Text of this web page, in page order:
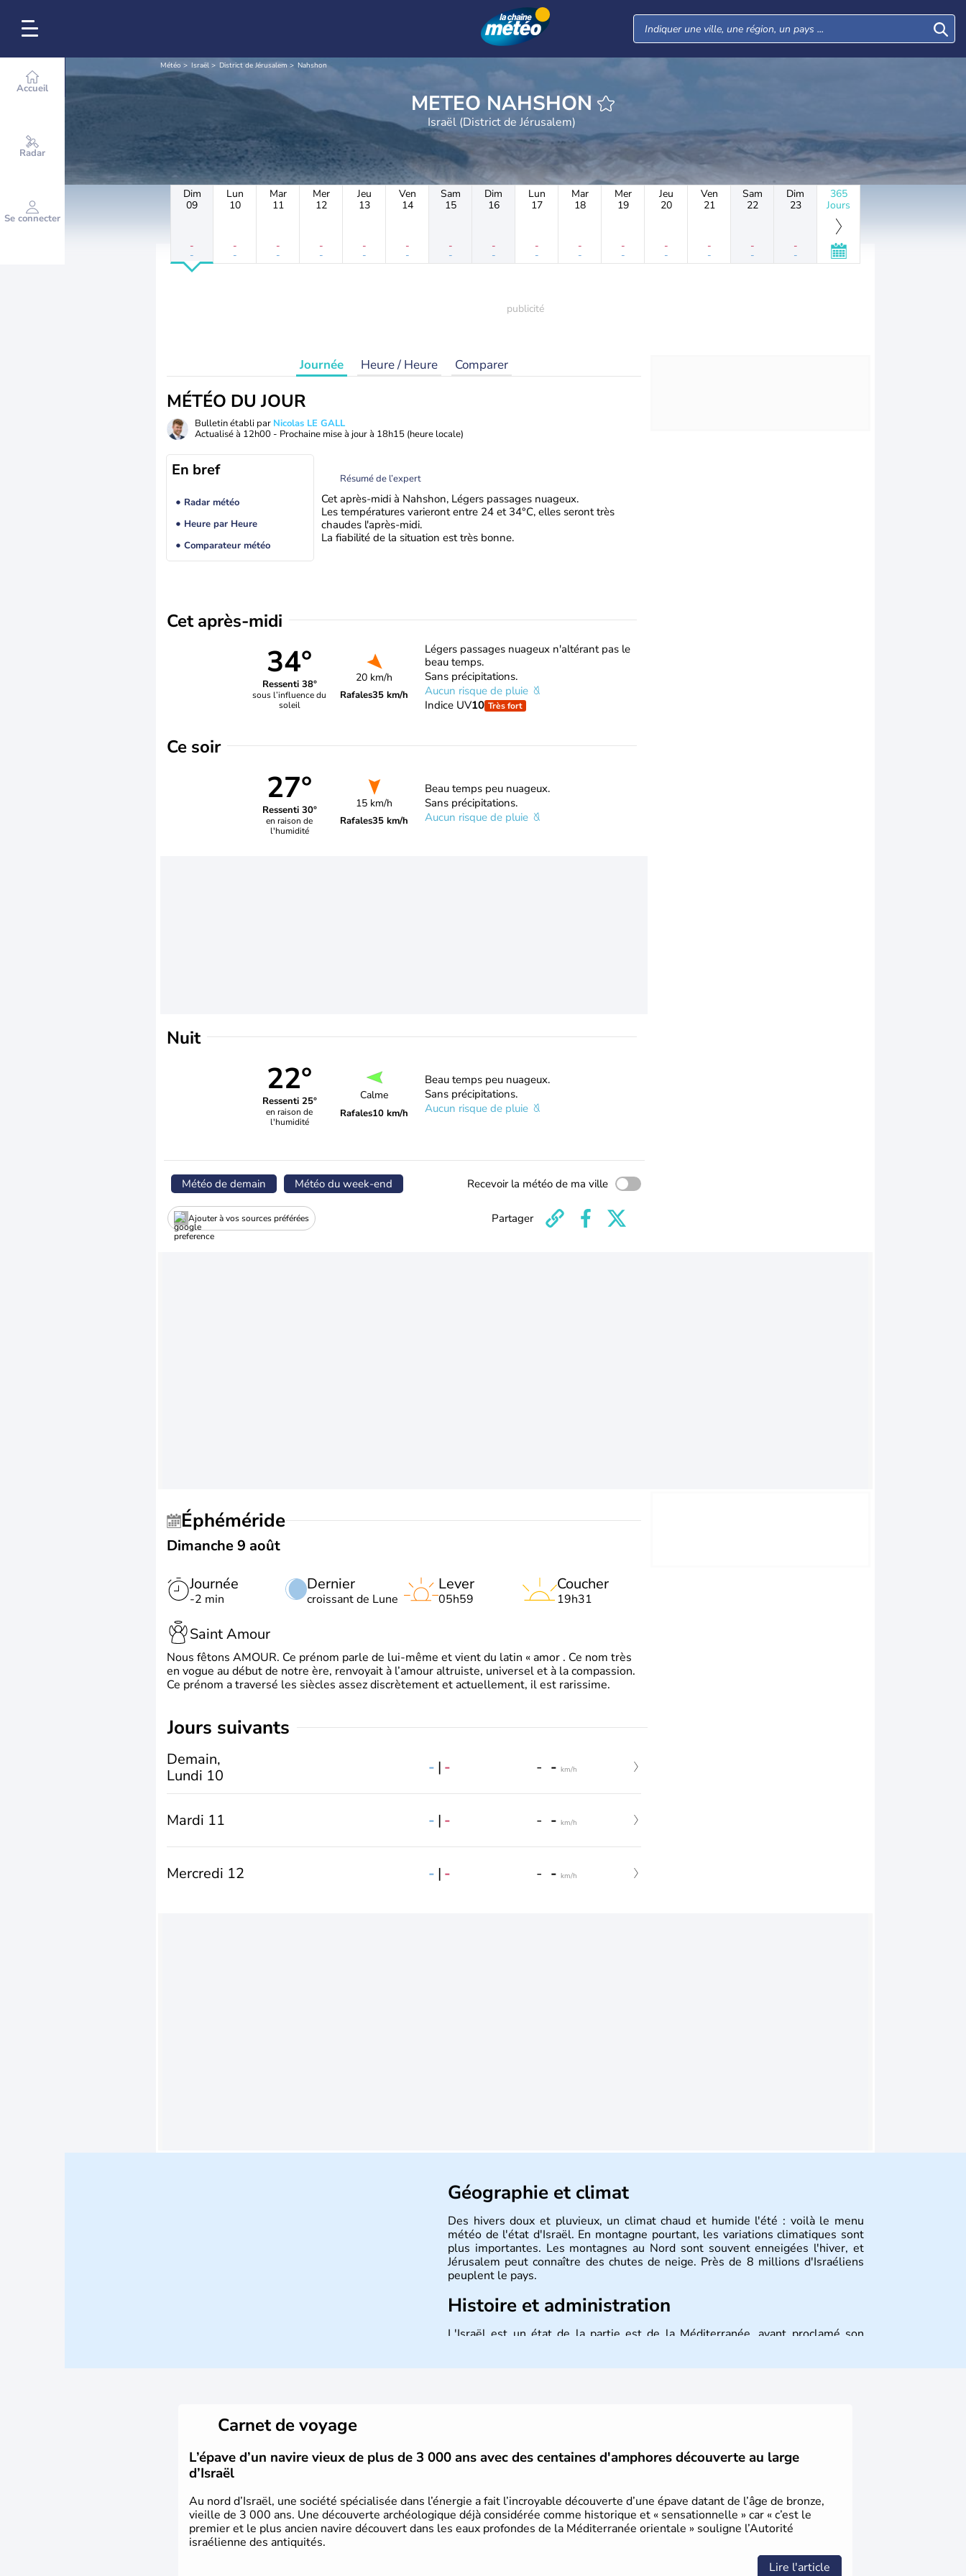
Accueil
Radar
Se connecter
Météo Israël District de Jérusalem Nahshon
METEO NAHSHON
Israël (District de Jérusalem)
Dim
09
-
-
Lun
10
-
-
Mar
11
-
-
Mer
12
-
-
Jeu
13
-
-
Ven
14
-
-
Sam
15
-
-
Dim
16
-
-
Lun
17
-
-
Mar
18
-
-
Mer
19
-
-
Jeu
20
-
-
Ven
21
-
-
Sam
22
-
-
Dim
23
-
-
365
Jours
Journée Heure / Heure Comparer
MÉTÉO DU JOUR
Bulletin établi par Nicolas LE GALL
Actualisé à 12h00 - Prochaine mise à jour à 18h15 (heure locale)
En bref
Radar météo
Heure par Heure
Comparateur météo
Résumé de l’expert
Cet après-midi à Nahshon, Légers passages nuageux.
Les températures varieront entre 24 et 34°C, elles seront très
chaudes l'après-midi.
La fiabilité de la situation est très bonne.
Cet après-midi
34°
Ressenti 38°
sous l’influence du
soleil
20 km/h
Rafales35 km/h
Légers passages nuageux n'altérant pas le
beau temps.
Sans précipitations.
Aucun risque de pluie
Indice UV10 Très fort
Ce soir
27°
Ressenti 30°
en raison de
l'humidité
15 km/h
Rafales35 km/h
Beau temps peu nuageux.
Sans précipitations.
Aucun risque de pluie
Nuit
22°
Ressenti 25°
en raison de
l'humidité
Calme
Rafales10 km/h
Beau temps peu nuageux.
Sans précipitations.
Aucun risque de pluie
Météo de demain Météo du week-end Recevoir la météo de ma ville
Ajouter à vos sources préférées Partager
Éphéméride
Dimanche 9 août
Journée
-2 min
Dernier
croissant de Lune
Lever
05h59
Coucher
19h31
Saint Amour
Nous fêtons AMOUR. Ce prénom parle de lui-même et vient du latin « amor . Ce nom très
en vogue au début de notre ère, renvoyait à l’amour altruiste, universel et à la compassion.
Ce prénom a traversé les siècles assez discrètement et actuellement, il est rarissime.
jours suivants
Demain,
Lundi 10
- | - - - km/h
Mardi 11 - | - - - km/h
Mercredi 12 - | - - - km/h
Géographie et climat
Des hivers doux et pluvieux, un climat chaud et humide l'été : voilà le menu
météo de l'état d'Israël. En montagne pourtant, les variations climatiques sont
plus importantes. Les montagnes au Nord sont souvent enneigées l'hiver, et
Jérusalem peut connaître des chutes de neige. Près de 8 millions d'Israéliens
peuplent le pays.
Histoire et administration
L'Israël est un état de la partie est de la Méditerranée, ayant proclamé son
Carnet de voyage
L’épave d’un navire vieux de plus de 3 000 ans avec des centaines d'amphores découverte au large
d’Israël
Au nord d’Israël, une société spécialisée dans l’énergie a fait l’incroyable découverte d’une épave datant de l’âge de bronze,
vieille de 3 000 ans. Une découverte archéologique déjà considérée comme historique et « sensationnelle » car « c’est le
premier et le plus ancien navire découvert dans les eaux profondes de la Méditerranée orientale » souligne l’Autorité
israélienne des antiquités.
Lire l'article